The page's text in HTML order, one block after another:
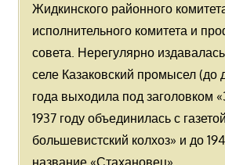
Жидкинского районного
исполнительного комитета и
совета. Нерегулярно
селе Казаковский промысел (до
года выходила под заголовком
1937 году объединилась с
большевистский колхоз» и до